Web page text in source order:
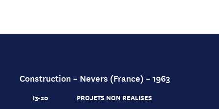
Construction – Nevers (France) – 1963
I3-20
PROJETS NON REALISES